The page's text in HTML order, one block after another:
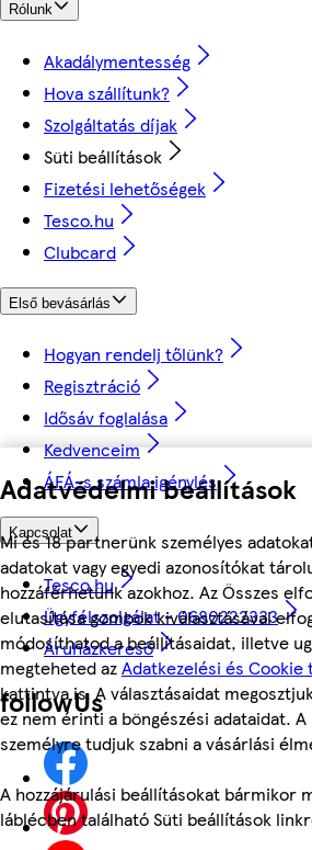
Adatvédelmi beállítások
Mi és 18 partnerünk személyes
adatokat vagy egyedi azonosítókat
hozzáférhetünk azokhoz. Az Összes
elutasítása gombok kiválasztásával
módosíthatod a beállításaidat, illetve
megteheted azAdatkezelési és Cookie
kattintva is. A választásaidat
ez nem érinti a böngészési adataidat.
személyre tudjuk szabni a vásárlási
A hozzájárulási beállításokat bármikor
láblécben található Süti beállítások
Rólunk
Akadálymentesség
Hova szállítunk?
Szolgáltatás díjak
Süti beállítások
Fizetési lehetőségek
Tesco.hu
Clubcard
Első bevásárlás
Hogyan rendelj tőlünk?
Regisztráció
Idősáv foglalása
Kedvenceim
ÁFÁ-s számla igénylés
Kapcsolat
Tesco.hu
Ügyfélszolgálat - 0680222333
Áruházkereső
followUs